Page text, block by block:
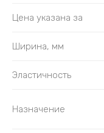
Цена указана за
Ширина, мм
Эластичность
Назначение